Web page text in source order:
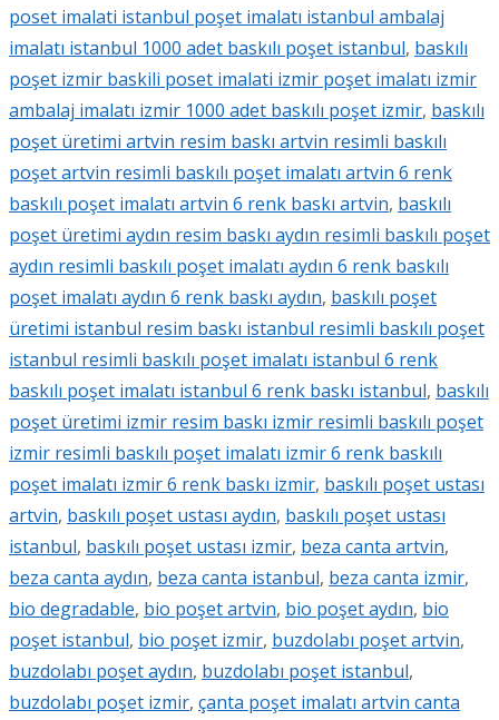
poset imalati istanbul poşet imalatı istanbul ambalaj
imalatı istanbul 1000 adet baskılı poşet istanbul, baskılı
poşet izmir baskili poset imalati izmir poşet imalatı izmir
ambalaj imalatı izmir 1000 adet baskılı poşet izmir, baskılı
poşet üretimi artvin resim baskı artvin resimli baskılı
poşet artvin resimli baskılı poşet imalatı artvin 6 renk
baskılı poşet imalatı artvin 6 renk baskı artvin, baskılı
poşet üretimi aydın resim baskı aydın resimli baskılı poşet
aydın resimli baskılı poşet imalatı aydın 6 renk baskılı
poşet imalatı aydın 6 renk baskı aydın, baskılı poşet
üretimi istanbul resim baskı istanbul resimli baskılı poşet
istanbul resimli baskılı poşet imalatı istanbul 6 renk
baskılı poşet imalatı istanbul 6 renk baskı istanbul, baskılı
poşet üretimi izmir resim baskı izmir resimli baskılı poşet
izmir resimli baskılı poşet imalatı izmir 6 renk baskılı
poşet imalatı izmir 6 renk baskı izmir, baskılı poşet ustası
artvin, baskılı poşet ustası aydın, baskılı poşet ustası
istanbul, baskılı poşet ustası izmir, beza canta artvin,
beza canta aydın, beza canta istanbul, beza canta izmir,
bio degradable, bio poşet artvin, bio poşet aydın, bio
poşet istanbul, bio poşet izmir, buzdolabı poşet artvin,
buzdolabı poşet aydın, buzdolabı poşet istanbul,
buzdolabı poşet izmir, çanta poşet imalatı artvin canta